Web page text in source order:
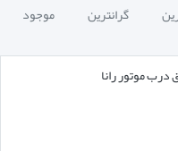
گرانترین موجود
درب موتور رانا